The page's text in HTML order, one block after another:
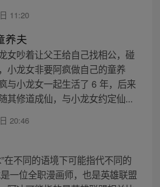
11:20
养夫
女吵着让父王给自己找相公，碰
小龙女非要阿疯做自己的童养
与小龙女一起生活了 6 年，后来
其修道成仙，与小龙女约定仙...
20:46
在不同的语境下可能指代不同的
一位全职漫画师，也是英雄联盟